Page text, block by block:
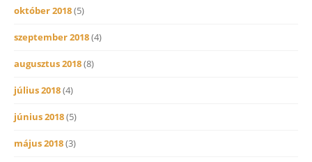
október 2018(5)
szeptember 2018(4)
augusztus 2018(8)
július 2018(4)
június 2018(5)
május 2018(3)